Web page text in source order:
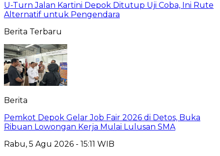
U-Turn Jalan Kartini Depok Ditutup Uji Coba, Ini Rute
Alternatif untuk Pengendara
Berita Terbaru
Berita
Pemkot Depok Gelar Job Fair 2026 di Detos, Buka
Ribuan Lowongan Kerja Mulai Lulusan SMA
Rabu, 5 Agu 2026 - 15:11 WIB